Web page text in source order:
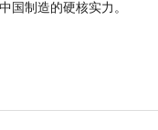
国制造的硬核实力。